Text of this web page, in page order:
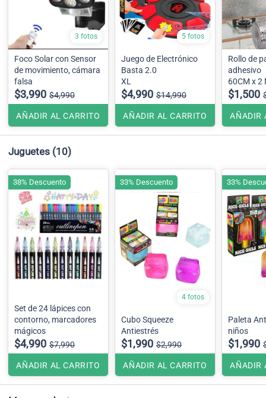
3 fotos
Foco Solar con Sensor
de movimiento, cámara
falsa
$3,990 $4,990
AÑADIR AL CARRITO
5 fotos
Juego de Electrónico
Basta 2.0
XL
$4,990 $14,990
AÑADIR AL CARRITO
Rollo de
adhesivo
60CM x 2
$1,500
AÑADIR
Juguetes (10)
Set de 24 lápices con
contorno, marcadores
mágicos
$4,990 $7,990
AÑADIR AL CARRITO
38% Descuento
4 fotos
Cubo Squeeze
Antiestrés
$1,990 $2,990
AÑADIR AL CARRITO
33% Descuento
Paleta
niños
$1,990
AÑADIR
33%